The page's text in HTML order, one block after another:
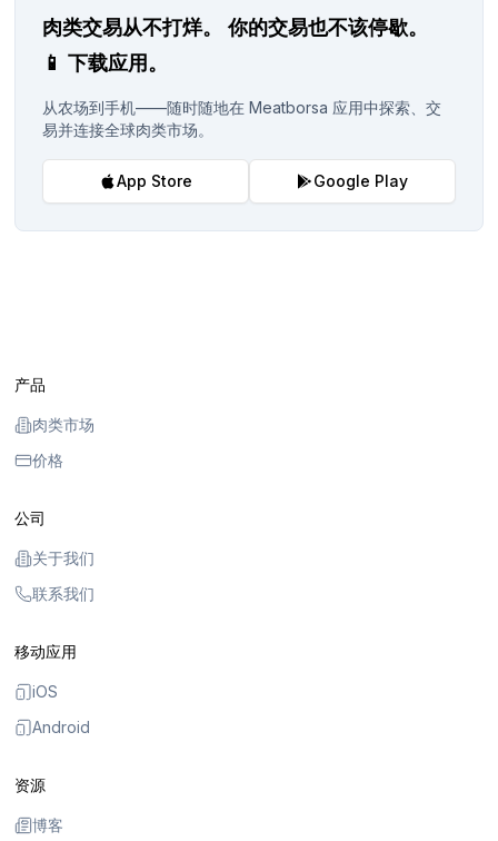
肉类交易从不打烊。
你的交易也不该停歇。
📱下载应用。
从农场到手机——随时随地在 Meatborsa 应用中探索、交
易并连接全球肉类市场。
App Store Google Play
产品
肉类市场
价格
公司
关于我们
联系我们
移动应用
iOS
Android
资源
博客